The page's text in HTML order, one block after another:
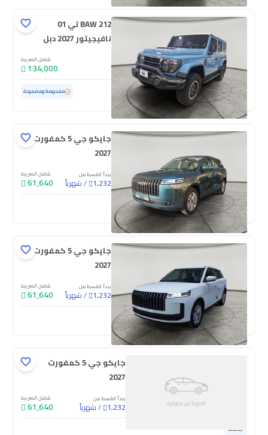
BAW 212 تي 01
نافيجيتور 2027 دبل
شامل الضريبة
134,000
مستعملة 4,425 كم ممشى قليل مفحوصة ومضمونة
جايكو جي 5 كمفورت
2027
يبدأ القسط من
1,232
/شهرياً
شامل الضريبة
61,640
جديدة
جايكو جي 5 كمفورت
2027
يبدأ القسط من
1,232
/شهرياً
شامل الضريبة
61,640
جديدة
جايكو جي 5 كمفورت
2027
يبدأ القسط من
1,232
/شهرياً
شامل الضريبة
61,640
جديدة